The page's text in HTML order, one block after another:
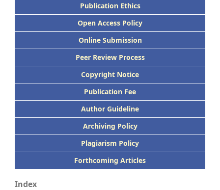
Publication Ethics
Open Access Policy
Online Submission
Peer Review Process
Copyright Notice
Publication Fee
Author Guideline
Archiving Policy
Plagiarism Policy
Forthcoming Articles
Index